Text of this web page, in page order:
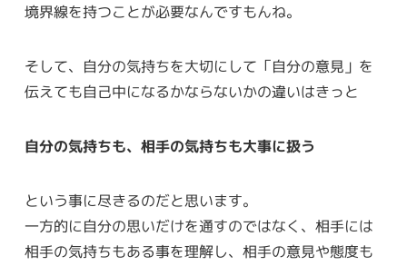
境界線を持つことが必要なんですもんね。
そして、自分の気持ちを大切にして「自分の意見」を
伝えても自己中になるかならないかの違いはきっと
自分の気持ちも、相手の気持ちも大事に扱う
という事に尽きるのだと思います。
一方的に自分の思いだけを通すのではなく、相手には
相手の気持ちもある事を理解し、相手の意見や態度も